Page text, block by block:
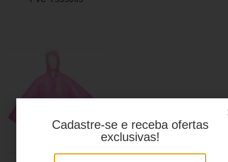
Cadastre-se e receba ofertas
exclusivas!